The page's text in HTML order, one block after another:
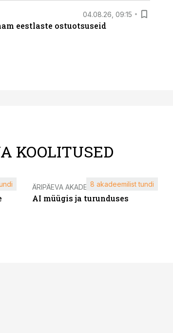
04.08.26, 09:15
eestlaste ostuotsuseid
KOOLITUSED
ÄRIPÄEVA AKADEEMIA
AI müügis ja turunduses
8 akadeemilist tundi